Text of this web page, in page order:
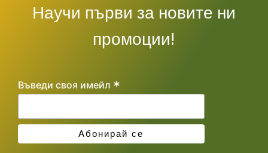
Научи първи за новите ни
промоции!
Въведи своя имейл *